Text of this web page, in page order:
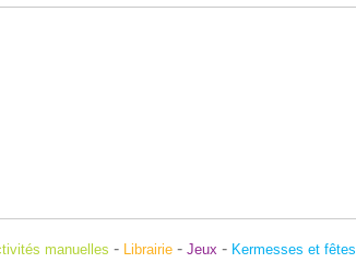
manuelles - Librairie - Jeux - Kermesses et fêtes